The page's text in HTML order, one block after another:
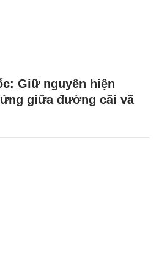
Giữ nguyên hiện
giữa đường cãi vã